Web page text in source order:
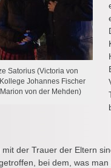
Satorius (Victoria von
Johannes Fischer
von der Mehden)
mit der Trauer der Eltern
bei dem, was